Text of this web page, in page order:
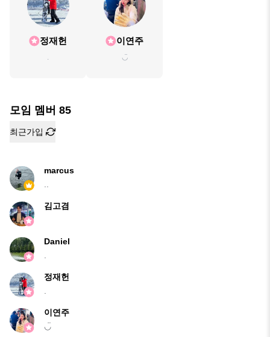
정재헌
.
이연주
◡̈
모임 멤버 85
최근가입
marcus
..
김고겸
Daniel
.
정재헌
.
이연주
◡̈